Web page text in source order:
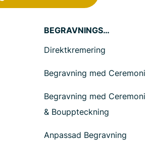
BEGRAVNINGSTJÄNSTER
Direktkremering
Begravning med Ceremoni
Begravning med Ceremoni
& Bouppteckning
Anpassad Begravning